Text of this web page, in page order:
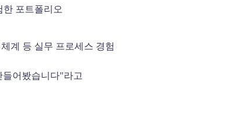
한 포트폴리오
계 등 실무 프로세스 경험
어봤습니다"라고